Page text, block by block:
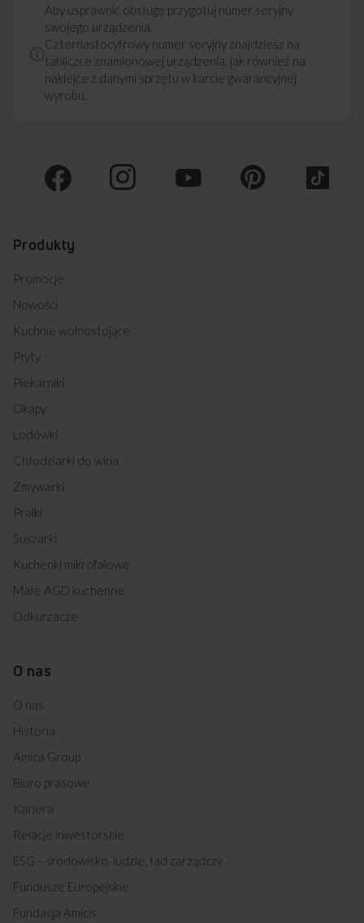
Aby usprawnić obsługę przygotuj numer seryjny
swojego urządzenia.
Czternastocyfrowy numer seryjny znajdziesz na
tabliczce znamionowej urządzenia, jak również na
naklejce z danymi sprzętu w karcie gwarancyjnej
wyrobu.
Produkty
Promocje
Nowości
Kuchnie wolnostojące
Płyty
Piekarniki
Okapy
Lodówki
Chłodziarki do wina
Zmywarki
Pralki
Suszarki
Kuchenki mikrofalowe
Małe AGD kuchenne
Odkurzacze
O nas
O nas
Historia
Amica Group
Biuro prasowe
Kariera
Relacje inwestorskie
ESG – środowisko, ludzie, ład zarządczy
Fundusze Europejskie
Fundacja Amicis